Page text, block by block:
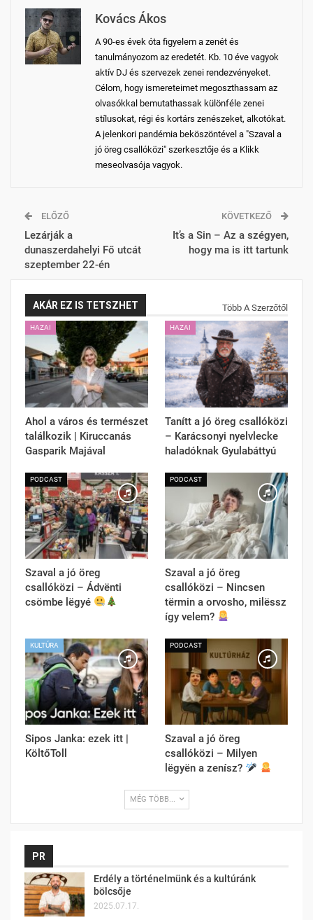
Kovács Ákos
A 90-es évek óta figyelem a zenét és
tanulmányozom az eredetét. Kb. 10 éve vagyok
aktív DJ és szervezek zenei rendezvényeket.
Célom, hogy ismereteimet megoszthassam az
olvasókkal bemutathassak különféle zenei
stílusokat, régi és kortárs zenészeket, alkotókat.
A jelenkori pandémia beköszöntével a "Szaval a
jó öreg csallóközi" szerkesztője és a Klikk
meseolvasója vagyok.
ELŐZŐ
Lezárják a
dunaszerdahelyi Fő utcát
szeptember 22-én
KÖVETKEZŐ
It’s a Sin – Az a szégyen,
hogy ma is itt tartunk
AKÁR EZ IS TETSZHET Több A Szerzőtől
HAZAI
Ahol a város és természet
találkozik | Kiruccanás
Gasparik Majával
HAZAI
Tanítt a jó öreg csallóközi
– Karácsonyi nyelvlecke
haladóknak Gyulabáttyú
PODCAST
Szaval a jó öreg
csallóközi – Ádvënti
csömbe lëgyé
PODCAST
Szaval a jó öreg
csallóközi – Nincsen
tërmin a orvosho, milëssz
így velem?
KULTÚRA
Sipos Janka: ezek itt |
KöltőToll
PODCAST
Szaval a jó öreg
csallóközi – Milyen
lëgyën a zenísz?
MÉG TÖBB...
PR
Erdély a történelmünk és a kultúránk
bölcsője
2025.07.17.